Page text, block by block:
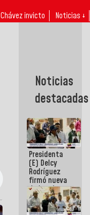
Chávez invicto Noticias ↓
Noticias
destacadas
Presidenta
(E) Delcy
Rodríguez
firmó nueva
de Ley de
Arrendamiento
aprobada